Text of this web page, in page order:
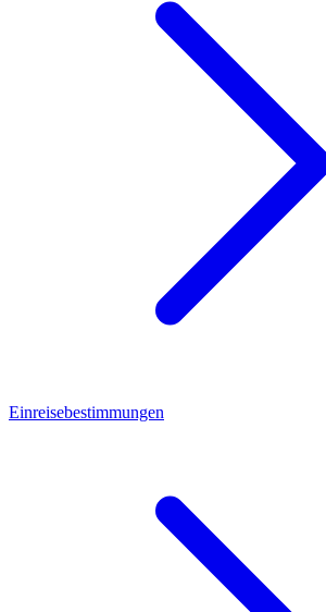
Einreisebestimmungen